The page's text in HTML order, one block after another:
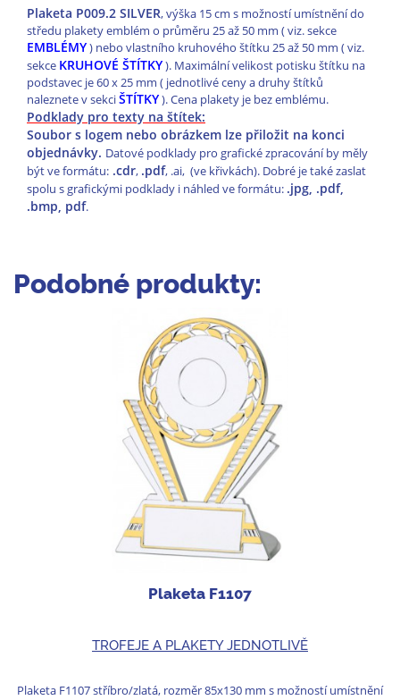
Plaketa P009.2 SILVER, výška 15 cm s možností umístnění do
středu plakety emblém o průměru 25 až 50 mm ( viz. sekce
EMBLÉMY) nebo vlastního kruhového štítku 25 až 50 mm ( viz.
sekce KRUHOVÉ ŠTÍTKY). Maximální velikost potisku štítku na
podstavec je 60 x 25 mm ( jednotlivé ceny a druhy štítků
naleznete v sekciŠTÍTKY). Cena plakety je bez emblému.
Podklady pro texty na štítek:
Soubor s logem nebo obrázkem lze přiložit na konci
objednávky. Datové podklady pro grafické zpracování by měly
být ve formátu: .cdr, .pdf, .ai, (ve křivkách). Dobré je také zaslat
spolu s grafickými podklady i náhled ve formátu: .jpg, .pdf,
.bmp, pdf.
Podobné produkty:
Plaketa F1107
TROFEJE A PLAKETY JEDNOTLIVĚ
Plaketa F1107 stříbro/zlatá, rozměr 85x130 mm s možností umístnění